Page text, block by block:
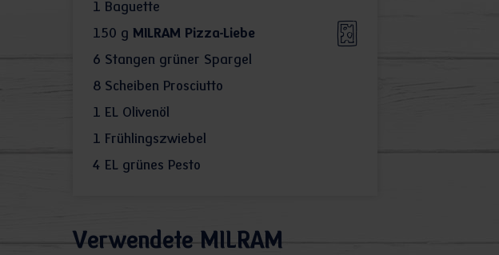
1 Baguette
150 g MILRAM Pizza-Liebe
6 Stangen grüner Spargel
8 Scheiben Prosciutto
1 EL Olivenöl
1 Frühlingszwiebel
4 EL grünes Pesto
Verwendete MILRAM